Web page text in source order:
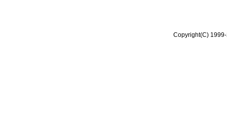
Copyright(C)